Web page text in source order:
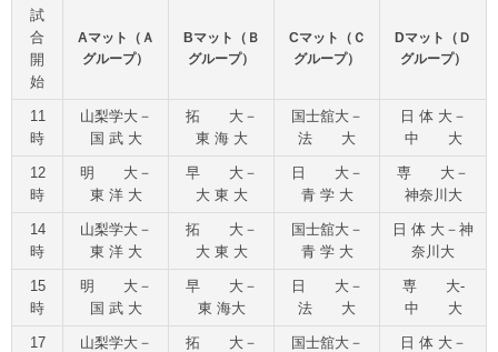
試
合
開
始
Aマット（Ａ
グループ）
Bマット（Ｂ
グループ）
Cマット（Ｃ
グループ）
Dマット（Ｄ
グループ）
11
時
山梨学大－
国 武 大
拓 大－
東 海 大
国士舘大－
法 大
日 体 大－
中 大
12
時
明 大－
東 洋 大
早 大－
大 東 大
日 大－
青 学 大
専 大－
神奈川大
14
時
山梨学大－
東 洋 大
拓 大－
大 東 大
国士舘大－
青 学 大
日 体 大－神
奈川大
15
時
明 大－
国 武 大
早 大－
東 海大
日 大－
法 大
専 大-
中 大
17
山梨学大－
拓 大－
国士舘大－
日 体 大－